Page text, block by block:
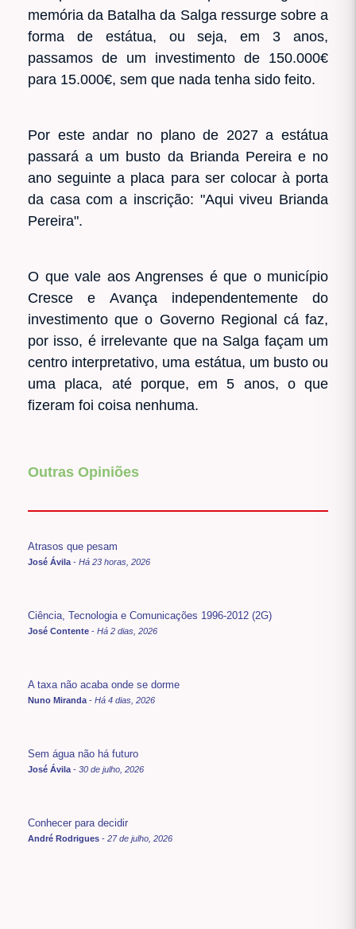
memória da Batalha da Salga ressurge sobre a
forma de estátua, ou seja, em 3 anos,
passamos de um investimento de 150.000€
para 15.000€, sem que nada tenha sido feito.
Por este andar no plano de 2027 a estátua
passará a um busto da Brianda Pereira e no
ano seguinte a placa para ser colocar à porta
da casa com a inscrição: "Aqui viveu Brianda
Pereira".
O que vale aos Angrenses é que o município
Cresce e Avança independentemente do
investimento que o Governo Regional cá faz,
por isso, é irrelevante que na Salga façam um
centro interpretativo, uma estátua, um busto ou
uma placa, até porque, em 5 anos, o que
fizeram foi coisa nenhuma.
Outras Opiniões
Atrasos que pesam
José Ávila - Há 23 horas, 2026
Ciência, Tecnologia e Comunicações 1996-2012 (2G)
José Contente - Há 2 dias, 2026
A taxa não acaba onde se dorme
Nuno Miranda - Há 4 dias, 2026
Sem água não há futuro
José Ávila - 30 de julho, 2026
Conhecer para decidir
André Rodrigues - 27 de julho, 2026